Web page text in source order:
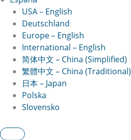
USA – English
Deutschland
Europe – English
International – English
简体中文 – China (Simplified)
繁體中文 – China (Traditional)
日本 – Japan
Polska
Slovensko